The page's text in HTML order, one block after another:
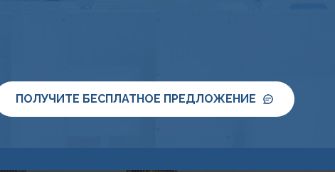
ПОЛУЧИТЕ БЕСПЛАТНОЕ ПРЕДЛОЖЕНИЕ